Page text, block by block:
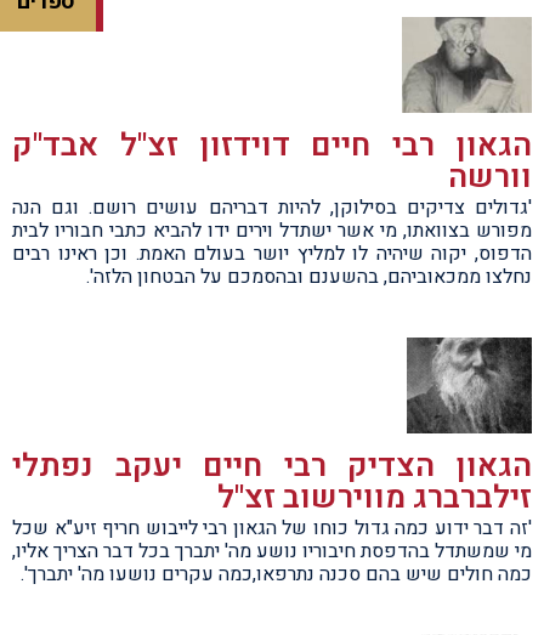
הגאון רבי חיים דוידזון זצ"ל אבד"ק
וורשה
'גדולים צדיקים בסילוקן, להיות דבריהם עושים רושם. וגם הנה
מפורש בצוואתו, מי אשר ישתדל וירים ידו להביא כתבי חבוריו לבית
הדפוס, יקוה שיהיה לו למליץ יושר בעולם האמת. וכן ראינו רבים
נחלצו ממכאוביהם, בהשענם ובהסמכם על הבטחון הלזה'.
הגאון הצדיק רבי חיים יעקב נפתלי
זילברברג מווירשוב זצ"ל
'זה דבר ידוע כמה גדול כוחו של הגאון רבי לייבוש חריף זיע"א שכל
מי שמשתדל בהדפסת חיבוריו נושע מה' יתברך בכל דבר הצריך אליו,
כמה חולים שיש בהם סכנה נתרפאו,כמה עקרים נושעו מה' יתברך'.